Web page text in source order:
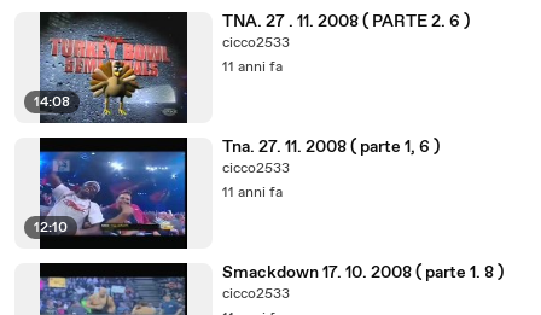
14:08
TNA. 27 . 11. 2008 ( PARTE 2. 6 )
cicco2533
11 anni fa
12:10
Tna. 27. 11. 2008 ( parte 1, 6 )
cicco2533
11 anni fa
Smackdown 17. 10. 2008 ( parte 1. 8 )
cicco2533